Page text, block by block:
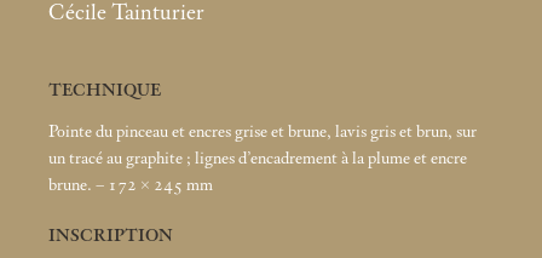
Cécile Tainturier
TECHNIQUE
Pointe du pinceau et encres grise et brune, lavis gris et brun, sur
un tracé au graphite ; lignes d’encadrement à la plume et encre
brune. – 172 × 245 mm
INSCRIPTION